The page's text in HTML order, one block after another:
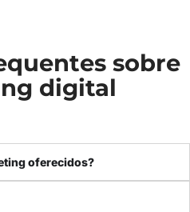
sobre
digital
oferecidos?